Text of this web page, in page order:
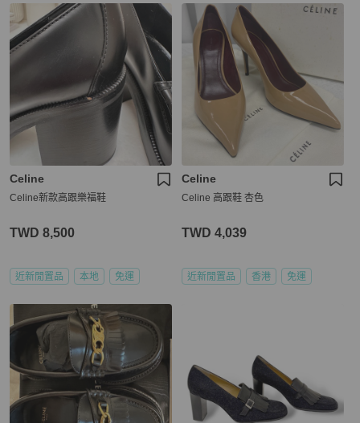
Celine
Celine新款高跟樂福鞋
TWD 8,500
近新閒置品 本地 免運
Celine
Celine 高跟鞋 杏色
TWD 4,039
近新閒置品 香港 免運